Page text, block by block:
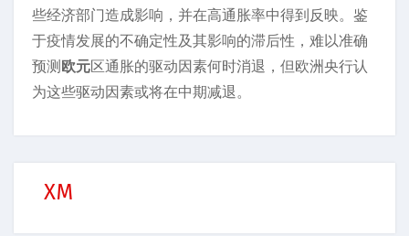
些经济部门造成影响，并在高通胀率中得到反映。鉴
于疫情发展的不确定性及其影响的滞后性，难以准确
预测 欧元区通胀的驱动因素何时消退，但欧洲央行认
为这些驱动因素或将在中期减退。
XM